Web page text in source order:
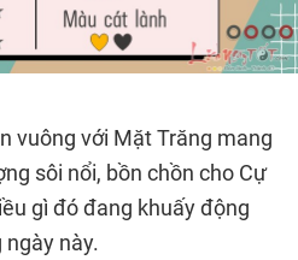
vuông với Mặt Trăng mang
sôi nổi, bồn chồn cho Cự
gì đó đang khuấy động
này.